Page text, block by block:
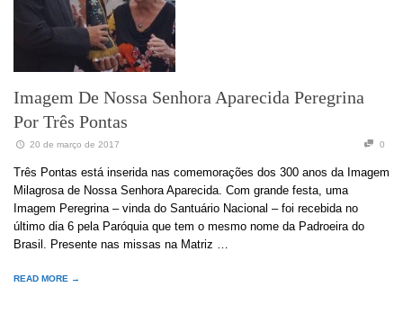
Imagem De Nossa Senhora Aparecida Peregrina
Por Três Pontas
20 de março de 2017 0
Três Pontas está inserida nas comemorações dos 300 anos da Imagem
Milagrosa de Nossa Senhora Aparecida. Com grande festa, uma
Imagem Peregrina – vinda do Santuário Nacional – foi recebida no
último dia 6 pela Paróquia que tem o mesmo nome da Padroeira do
Brasil. Presente nas missas na Matriz …
READ MORE →